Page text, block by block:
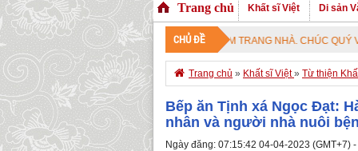
Trang chủ Khất sĩ Việt Di sản
CHỦ ĐỀ
MỪNG QUÝ VỊ ĐÃ GHÉ THĂM TRANG NHÀ. CHÚC QUÝ VỊ AN VUI VỚI
 Trang chủ » Khất sĩ Việt» Từ thiện
Bếp ăn Tịnh xá Ngọc Đạt:
nhân và người nhà nuôi
Ngày đăng: 07:15:42 04-04-2023 (GMT+7)